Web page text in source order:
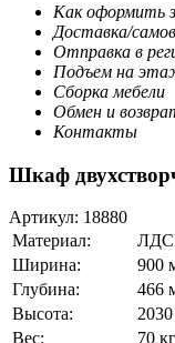
Как оформить
Доставка/
Отправка в
Подъем на
Сборка мебели
Обмен и
Контакты
Шкаф
Артикул: 18880
Материал:
Ширина:
900
Глубина:
466
Высота:
Вес:
70 кг